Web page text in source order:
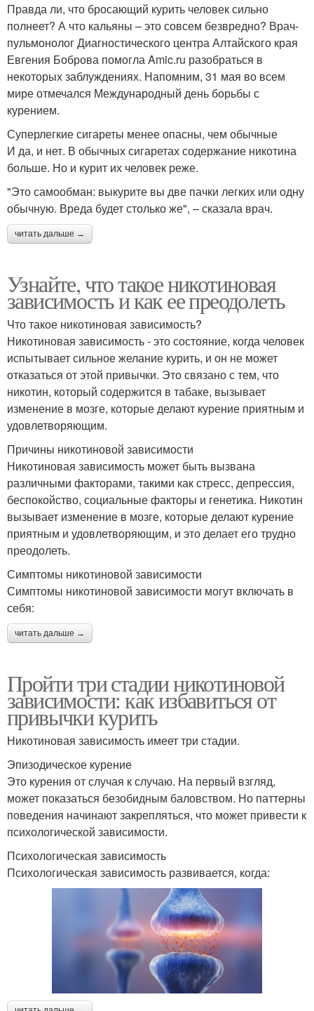
Правда ли, что бросающий курить человек сильно
полнеет? А что кальяны – это совсем безвредно? Врач-
пульмонолог Диагностического центра Алтайского края
Евгения Боброва помогла Amic.ru разобраться в
некоторых заблуждениях. Напомним, 31 мая во всем
мире отмечался Международный день борьбы с
курением.
Суперлегкие сигареты менее опасны, чем обычные
И да, и нет. В обычных сигаретах содержание никотина
больше. Но и курит их человек реже.
"Это самообман: выкурите вы две пачки легких или одну
обычную. Вреда будет столько же", – сказала врач.
читать дальше →
Узнайте, что такое никотиновая
зависимость и как ее преодолеть
Что такое никотиновая зависимость?
Никотиновая зависимость - это состояние, когда человек
испытывает сильное желание курить, и он не может
отказаться от этой привычки. Это связано с тем, что
никотин, который содержится в табаке, вызывает
изменение в мозге, которые делают курение приятным и
удовлетворяющим.
Причины никотиновой зависимости
Никотиновая зависимость может быть вызвана
различными факторами, такими как стресс, депрессия,
беспокойство, социальные факторы и генетика. Никотин
вызывает изменение в мозге, которые делают курение
приятным и удовлетворяющим, и это делает его трудно
преодолеть.
Симптомы никотиновой зависимости
Симптомы никотиновой зависимости могут включать в
себя:
читать дальше →
Пройти три стадии никотиновой
зависимости: как избавиться от
привычки курить
Никотиновая зависимость имеет три стадии.
Эпизодическое курение
Это курения от случая к случаю. На первый взгляд,
может показаться безобидным баловством. Но паттерны
поведения начинают закрепляться, что может привести к
психологической зависимости.
Психологическая зависимость
Психологическая зависимость развивается, когда: